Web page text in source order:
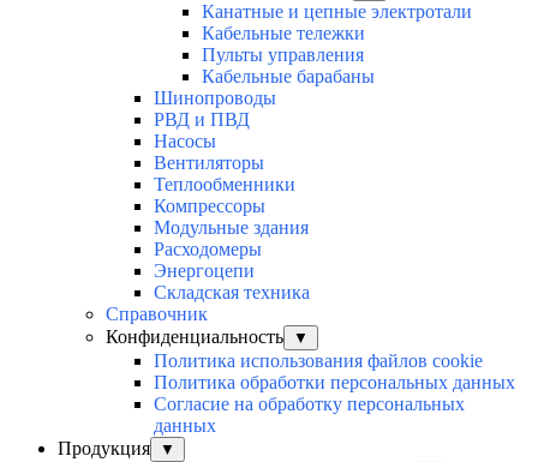
Канатные и цепные электротали
Кабельные тележки
Пульты управления
Кабельные барабаны
Шинопроводы
РВД и ПВД
Насосы
Вентиляторы
Теплообменники
Компрессоры
Модульные здания
Расходомеры
Энергоцепи
Складская техника
Справочник
Конфиденциальность
▼
Политика использования файлов cookie
Политика обработки персональных данных
Согласие на обработку персональных
данных
Продукция
▼